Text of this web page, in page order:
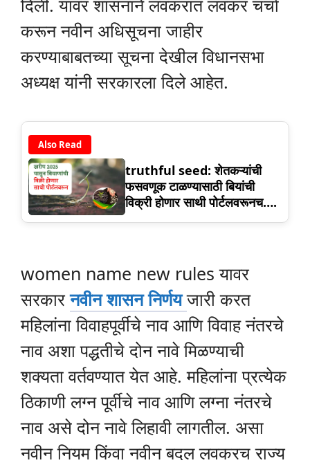
दिली. यावर शासनाने लवकरात लवकर चर्चा
करून नवीन अधिसूचना जाहीर
करण्याबाबतच्या सूचना देखील विधानसभा
अध्यक्ष यांनी सरकारला दिले आहेत.
Also Read
truthful seed: शेतकऱ्यांची
फसवणूक टाळण्यासाठी बियांची
विक्री होणार साथी पोर्टलवरूनच….
women name new rules यावर
सरकारनवीन शासन निर्णयजारी करत
महिलांना विवाहपूर्वीचे नाव आणि विवाह नंतरचे
नाव अशा पद्धतीचे दोन नावे मिळण्याची
शक्यता वर्तवण्यात येत आहे. महिलांना प्रत्येक
ठिकाणी लग्न पूर्वीचे नाव आणि लग्ना नंतरचे
नाव असे दोन नावे लिहावी लागतील. असा
नवीन नियम किंवा नवीन बदल लवकरच राज्य